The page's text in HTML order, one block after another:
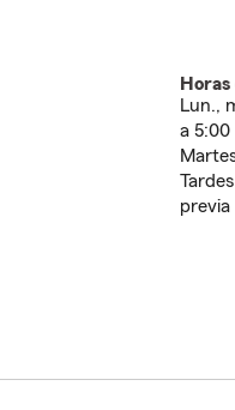
Lun.,
a 5:00
previa